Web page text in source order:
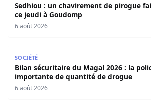
Sedhiou : un chavirement de pirogue
ce jeudi à Goudomp
6 août 2026
SOCIÉTÉ
Bilan sécuritaire du Magal 2026 : la
importante de quantité de drogue
6 août 2026